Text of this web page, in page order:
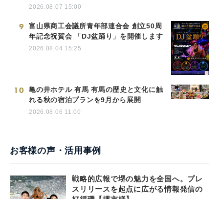
2026.08.07 15:00
9
富山県商工会議所青年部連合会 創立50周
年記念祝賀会 「DJ盆踊り」を開催します
2026.08.04 15:25
10
亀の井ホテル 有馬 有馬の歴史と文化に触
れる秋の宿泊プランを9月から展開
2026.08.06 11:00
お客様の声・活用事例
戦略的広報で堺の魅力を全国へ。プレ
スリリースを起点に広がる情報発信の